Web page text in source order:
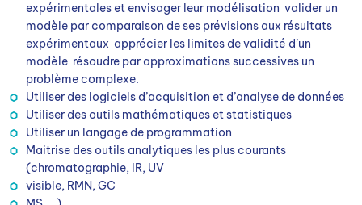
expérimentales et envisager leur modélisation valider un
modèle par comparaison de ses prévisions aux résultats
expérimentaux apprécier les limites de validité d’un
modèle résoudre par approximations successives un
problème complexe.
Utiliser des logiciels d’acquisition et d’analyse de données
Utiliser des outils mathématiques et statistiques
Utiliser un langage de programmation
Maitrise des outils analytiques les plus courants
(chromatographie, IR, UV
visible, RMN, GC